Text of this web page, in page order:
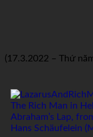
(17.3.2022 – Thứ
The Rich Man in
Abraham’s Lap,
Hans Schäufelein